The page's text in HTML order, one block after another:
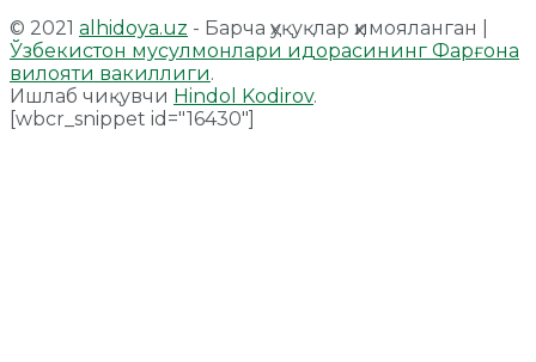
© 2021 alhidoya.uz - Барча ҳуқуқлар ҳимояланган |
Ўзбекистон мусулмонлари идорасининг Фарғона
вилояти вакиллиги.
Ишлаб чиқувчи Hindol Kodirov.
[wbcr_snippet id="16430"]